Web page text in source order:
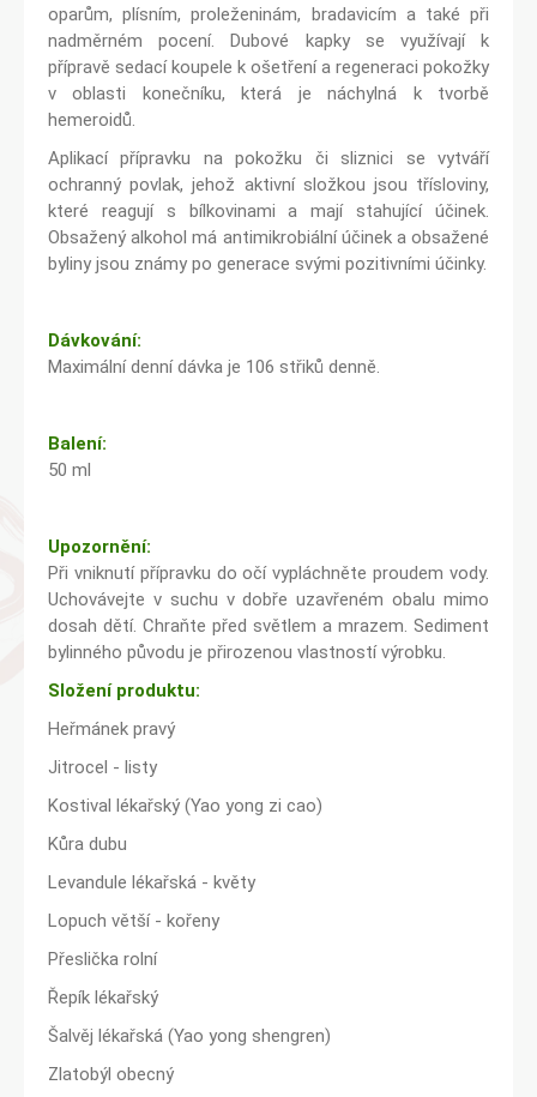
oparům, plísním, proleženinám, bradavicím a také při
nadměrném pocení. Dubové kapky se využívají k
přípravě sedací koupele k ošetření a regeneraci pokožky
v oblasti konečníku, která je náchylná k tvorbě
hemeroidů.
Aplikací přípravku na pokožku či sliznici se vytváří
ochranný povlak, jehož aktivní složkou jsou třísloviny,
které reagují s bílkovinami a mají stahující účinek.
Obsažený alkohol má antimikrobiální účinek a obsažené
byliny jsou známy po generace svými pozitivními účinky.
Dávkování:
Maximální denní dávka je 106 střiků denně.
Balení:
50 ml
Upozornění:
Při vniknutí přípravku do očí vypláchněte proudem vody.
Uchovávejte v suchu v dobře uzavřeném obalu mimo
dosah dětí. Chraňte před světlem a mrazem. Sediment
bylinného původu je přirozenou vlastností výrobku.
Složení produktu:
Heřmánek pravý
Jitrocel - listy
Kostival lékařský (Yao yong zi cao)
Kůra dubu
Levandule lékařská - květy
Lopuch větší - kořeny
Přeslička rolní
Řepík lékařský
Šalvěj lékařská (Yao yong shengren)
Zlatobýl obecný